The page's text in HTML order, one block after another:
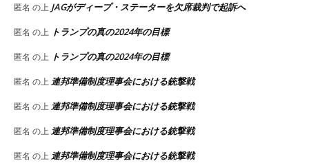
匿名 の上 JAGがディープ・ステーターを欠席裁判で起訴へ
匿名 の上 トランプの真の2024年の目標
匿名 の上 トランプの真の2024年の目標
匿名 の上 連邦準備制度理事会における銃撃戦
匿名 の上 連邦準備制度理事会における銃撃戦
匿名 の上 連邦準備制度理事会における銃撃戦
匿名 の上 連邦準備制度理事会における銃撃戦